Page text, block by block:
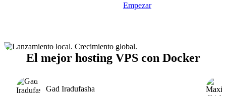
Empezar
El mejor hosting VPS con Docker
Gad Iradufasha